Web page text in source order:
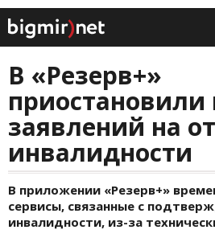
В «Резерв+»
заявлений на
инвалидности
В приложении «Резерв+»
сервисы, связанные с
инвалидности, из-за